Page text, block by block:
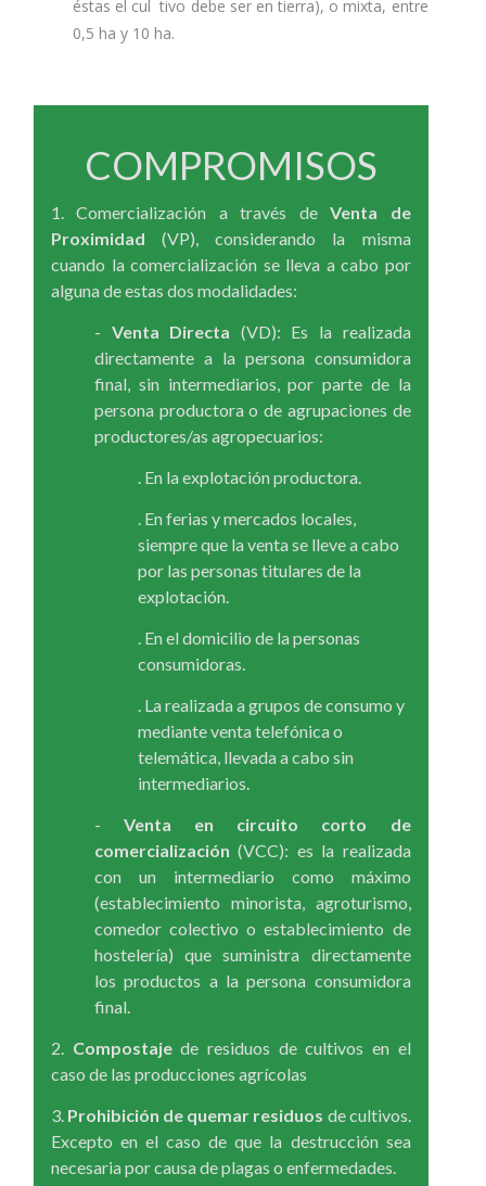
éstas el cul tivo debe ser en tierra), o mixta, entre
0,5 ha y 10 ha.
COMPROMISOS
1. Comercialización a través deVenta de
Proximidad (VP), considerando la misma
cuando la comercialización se lleva a cabo por
alguna de estas dos modalidades:
- Venta Directa (VD): Es la realizada
directamente a la persona consumidora
final, sin intermediarios, por parte de la
persona productora o de agrupaciones de
productores/as agropecuarios:
. En la explotación productora.
. En ferias y mercados locales,
siempre que la venta se lleve a cabo
por las personas titulares de la
explotación.
. En el domicilio de la personas
consumidoras.
. La realizada a grupos de consumo y
mediante venta telefónica o
telemática, llevada a cabo sin
intermediarios.
-Venta en circuito corto de
comercialización (VCC): es la realizada
con un intermediario como máximo
(establecimiento minorista, agroturismo,
comedor colectivo o establecimiento de
hostelería) que suministra directamente
los productos a la persona consumidora
final.
2. Compostajede residuos de cultivos en el
caso de las producciones agrícolas
3. Prohibición de quemar residuos de cultivos.
Excepto en el caso de que la destrucción sea
necesaria por causa de plagas o enfermedades.